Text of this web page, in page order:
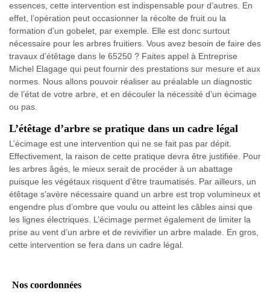
essences, cette intervention est indispensable pour d’autres. En
effet, l’opération peut occasionner la récolte de fruit ou la
formation d’un gobelet, par exemple. Elle est donc surtout
nécessaire pour les arbres fruitiers. Vous avez besoin de faire des
travaux d’étêtage dans le 65250 ? Faites appel à Entreprise
Michel Elagage qui peut fournir des prestations sur mesure et aux
normes. Nous allons pouvoir réaliser au préalable un diagnostic
de l’état de votre arbre, et en découler la nécessité d’un écimage
ou pas.
L’étêtage d’arbre se pratique dans un cadre légal
L’écimage est une intervention qui ne se fait pas par dépit.
Effectivement, la raison de cette pratique devra être justifiée. Pour
les arbres âgés, le mieux serait de procéder à un abattage
puisque les végétaux risquent d’être traumatisés. Par ailleurs, un
étêtage s’avère nécessaire quand un arbre est trop volumineux et
engendre plus d’ombre que voulu ou atteint les câbles ainsi que
les lignes électriques. L’écimage permet également de limiter la
prise au vent d’un arbre et de revivifier un arbre malade. En gros,
cette intervention se fera dans un cadre légal.
Nos coordonnées